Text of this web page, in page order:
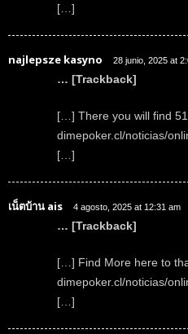
[…]
najlepsze kasyno 28 junio, 2025 at
… [Trackback]
[…] There you will find
dimepoker.cl/noticias/
[…]
เน็ตบ้าน ais 4 agosto, 2025 at 12:31 am
… [Trackback]
[…] Find More here to
dimepoker.cl/noticias/
[…]